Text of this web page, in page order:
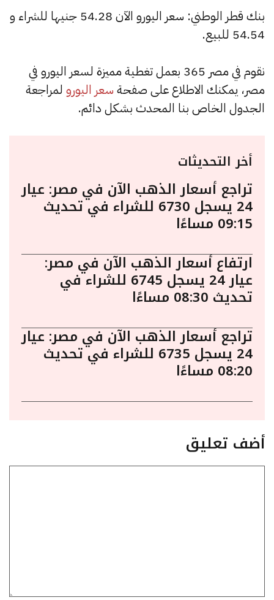
بنك قطر الوطني: سعر اليورو الآن 54.28 جنيها للشراء و
54.54 للبيع.
نقوم في مصر 365 بعمل تغطية مميزة لسعر اليورو في
مصر، يمكنك الاطلاع على صفحة سعر اليورو لمراجعة
الجدول الخاص بنا المحدث بشكل دائم.
أخر التحديثات
تراجع أسعار الذهب الآن في مصر: عيار
24 يسجل 6730 للشراء في تحديث
09:15 مساءًا
ارتفاع أسعار الذهب الآن في مصر:
عيار 24 يسجل 6745 للشراء في
تحديث 08:30 مساءًا
تراجع أسعار الذهب الآن في مصر: عيار
24 يسجل 6735 للشراء في تحديث
08:20 مساءًا
أضف تعليق